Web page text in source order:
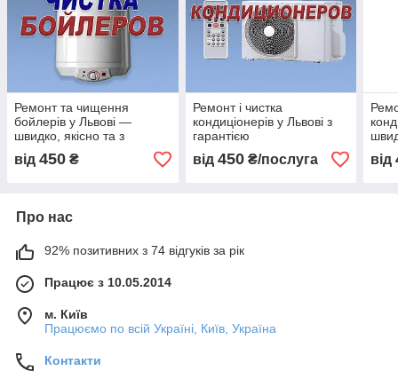
Ремонт та чищення
бойлерів у Львові —
швидко, якісно та з
гарантією
від 450 ₴
Ремонт і чистка
кондиціонерів у Львові з
гарантією
від 450₴/послуга від
Про нас
92% позитивних з 74 відгуків за рік
Працює з 10.05.2014
м. Київ
Працюємо по всій Україні, Київ, Україна
Контакти